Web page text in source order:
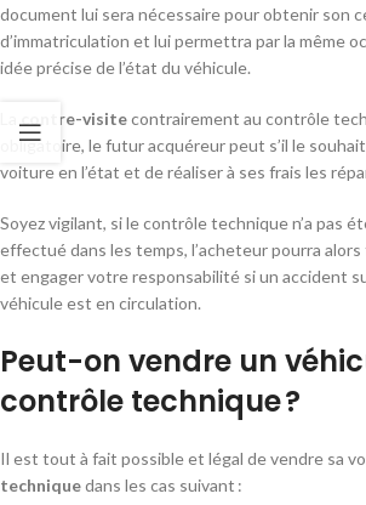
document lui sera nécessaire pour obtenir son
d’immatriculation et lui permettra par la même
idée précise de l’état du véhicule.
contre-visitecontrairement au contrôle
obligatoire, le futur acquéreur peut s’il le
voiture en l’état et de réaliser à ses frais les
Soyez vigilant, si le contrôle technique n’a pas
effectué dans les temps, l’acheteur pourra
et engager votre responsabilité si un accident
véhicule est en circulation.
Peut-on vendre un
contrôle technique ?
Il est tout à fait possible et légal de vendre sa
techniquedans les cas suivant :